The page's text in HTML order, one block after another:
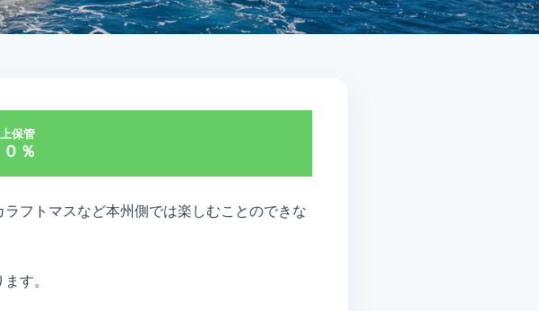
保管
０％
フトマスなど本州側では楽しむことのできな
す。